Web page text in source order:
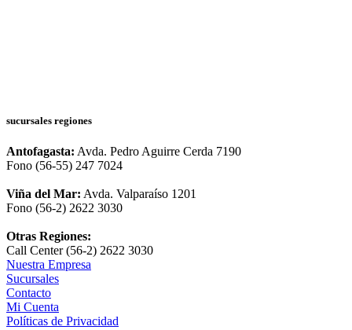
sucursales regiones
Antofagasta: Avda. Pedro Aguirre Cerda 7190
Fono (56-55) 247 7024
Viña del Mar: Avda. Valparaíso 1201
Fono (56-2) 2622 3030
Otras Regiones:
Call Center (56-2) 2622 3030
Nuestra Empresa
Sucursales
Contacto
Mi Cuenta
Políticas de Privacidad